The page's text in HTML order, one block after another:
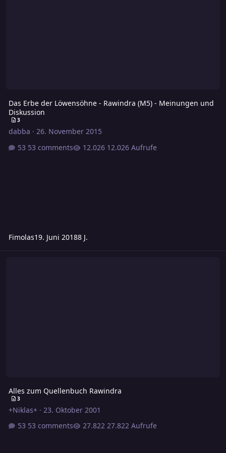
Das Erbe der Löwensöhne - Rawindra (M5) - Meinungen und
Diskussion
3
dabba · 26. November 2015
53 comments
12.026 Aufrufe
Fimolas19. Juni 20188 J.
Alles zum Quellenbuch Rawindra
3
+Niklas+· 23. Oktober 2001
53 comments
27.822 Aufrufe